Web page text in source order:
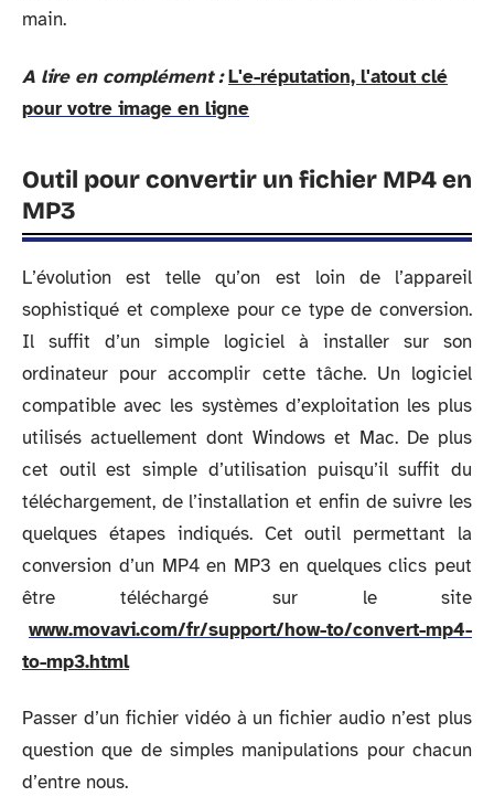
main.
A lire en complément : L'e-réputation, l'atout clé
pour votre image en ligne
Outil pour convertir un fichier MP4 en
MP3
L’évolution est telle qu’on est loin de l’appareil
sophistiqué et complexe pour ce type de conversion.
Il suffit d’un simple logiciel à installer sur son
ordinateur pour accomplir cette tâche. Un logiciel
compatible avec les systèmes d’exploitation les plus
utilisés actuellement dont Windows et Mac. De plus
cet outil est simple d’utilisation puisqu’il suffit du
téléchargement, de l’installation et enfin de suivre les
quelques étapes indiqués. Cet outil permettant la
conversion d’un MP4 en MP3 en quelques clics peut
être téléchargé sur le site
www.movavi.com/fr/support/how-to/convert-mp4-
to-mp3.html
Passer d’un fichier vidéo à un fichier audio n’est plus
question que de simples manipulations pour chacun
d’entre nous.